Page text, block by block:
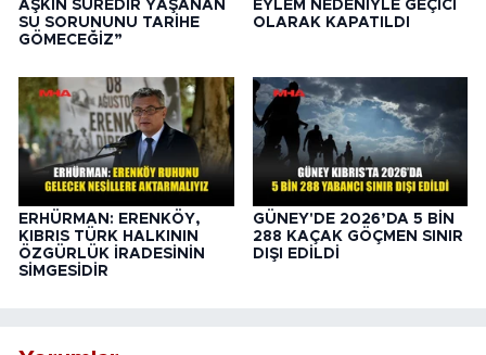
AŞKIN SÜREDİR YAŞANAN
SU SORUNUNU TARİHE
GÖMECEĞİZ”
EYLEM NEDENİYLE GEÇİCİ
OLARAK KAPATILDI
ERHÜRMAN: ERENKÖY,
KIBRIS TÜRK HALKININ
ÖZGÜRLÜK İRADESİNİN
SİMGESİDİR
GÜNEY'DE 2026’DA 5 BİN
288 KAÇAK GÖÇMEN SINIR
DIŞI EDİLDİ